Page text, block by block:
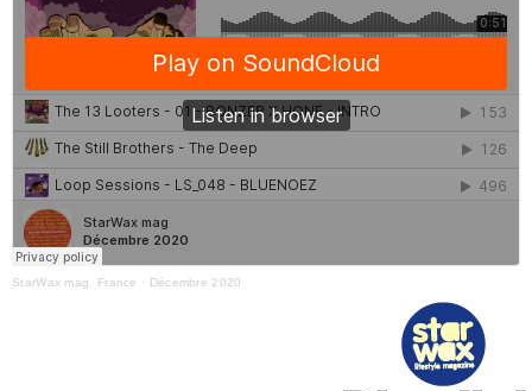
StarWax mag. France · Décembre 2020